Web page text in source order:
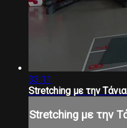
33:11
Stretching με την
Stretching με την